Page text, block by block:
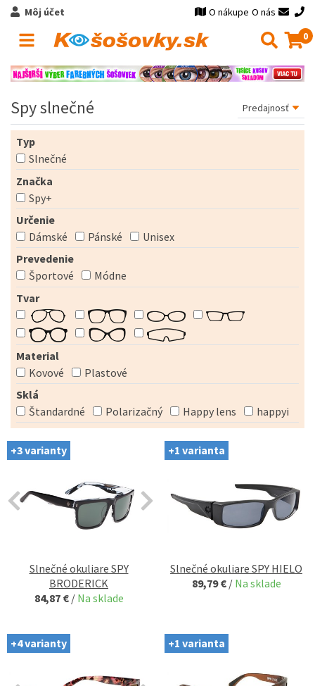
Môj účet O nákupe O nás
0
Spy slnečné
Typ
Slnečné
Značka
Spy+
Určenie
Dámské
Pánské
Unisex
Prevedenie
Športové
Módne
Tvar
Material
Kovové
Plastové
Sklá
Štandardné
Polarizačný Happy lens happyi
+3 varianty
Slnečné okuliare SPY
BRODERICK
84,87 € / Na sklade
+1 varianta
Slnečné okuliare SPY HIELO
89,79 € / Na sklade
+4 varianty +1 varianta